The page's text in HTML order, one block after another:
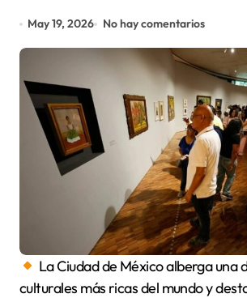
May 19, 2026 No hay comentarios
La Ciudad de México alberga una
culturales más ricas del mundo y